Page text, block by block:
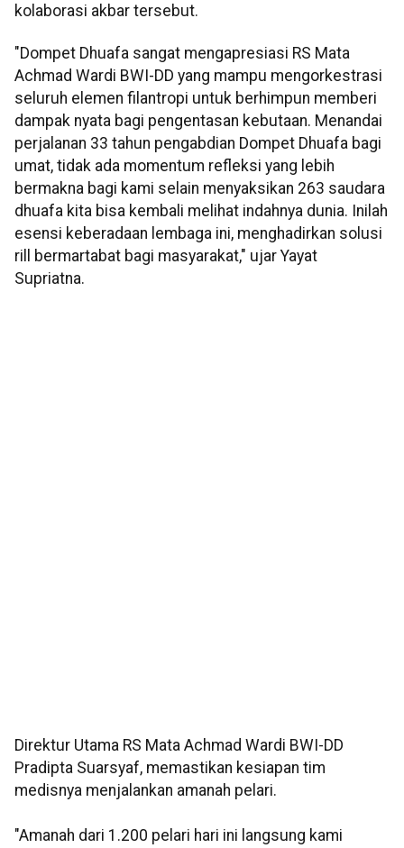
kolaborasi akbar tersebut.
"Dompet Dhuafa sangat mengapresiasi RS Mata
Achmad Wardi BWI-DD yang mampu mengorkestrasi
seluruh elemen filantropi untuk berhimpun memberi
dampak nyata bagi pengentasan kebutaan. Menandai
perjalanan 33 tahun pengabdian Dompet Dhuafa bagi
umat, tidak ada momentum refleksi yang lebih
bermakna bagi kami selain menyaksikan 263 saudara
dhuafa kita bisa kembali melihat indahnya dunia. Inilah
esensi keberadaan lembaga ini, menghadirkan solusi
rill bermartabat bagi masyarakat," ujar Yayat
Supriatna.
Direktur Utama RS Mata Achmad Wardi BWI-DD
Pradipta Suarsyaf, memastikan kesiapan tim
medisnya menjalankan amanah pelari.
"Amanah dari 1.200 pelari hari ini langsung kami